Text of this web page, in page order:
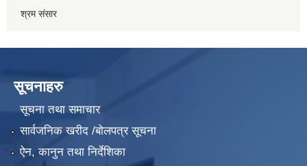
श्रम संसार
सूचनाहरु
सूचना तथा समाचार
सार्वजनिक खरीद /बोलपत्र सूचना
ऐन, कानुन तथा निर्देशिका